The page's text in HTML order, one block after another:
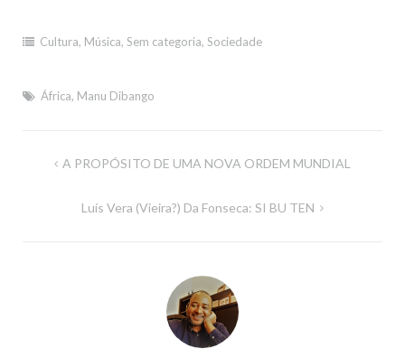
Cultura, Música, Sem categoria, Sociedade
África, Manu Dibango
Navegação
artigos
A PROPÓSITO DE UMA NOVA ORDEM MUNDIAL
Luís Vera (Vieira?) Da Fonseca: SI BU TEN